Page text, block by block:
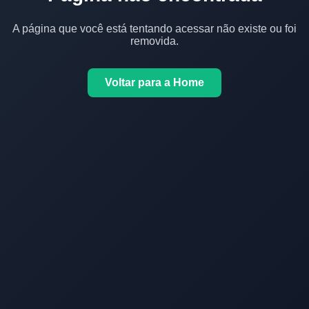
A página que você está tentando acessar não existe ou foi
removida.
Voltar para a Home